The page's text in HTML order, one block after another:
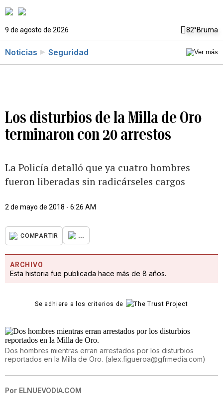
9 de agosto de 2026 82°Bruma
Noticias Seguridad
Los disturbios de la Milla de Oro
terminaron con 20 arrestos
La Policía detalló que ya cuatro hombres
fueron liberadas sin radicárseles cargos
2 de mayo de 2018 - 6:26 AM
COMPARTIR ...
ARCHIVO
Esta historia fue publicada hace más de 8 años.
Se adhiere a los criterios de
Dos hombres mientras erran arrestados por los disturbios
reportados en la Milla de Oro. (alex.figueroa@gfrmedia.com)
Por ELNUEVODIA.COM